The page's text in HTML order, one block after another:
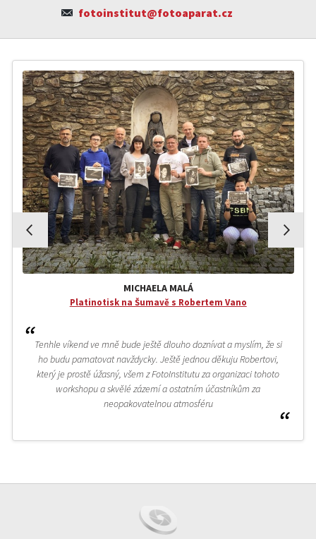
fotoinstitut@fotoaparat.cz
MICHAELA MALÁ
Platinotisk na Šumavě s Robertem Vano
Tenhle víkend ve mně bude ještě dlouho doznívat a myslím, že si
ho budu pamatovat navždycky. Ještě jednou děkuju Robertovi,
který je prostě úžasný, všem z FotoInstitutu za organizaci tohoto
workshopu a skvělé zázemí a ostatním účastníkům za
neopakovatelnou atmosféru